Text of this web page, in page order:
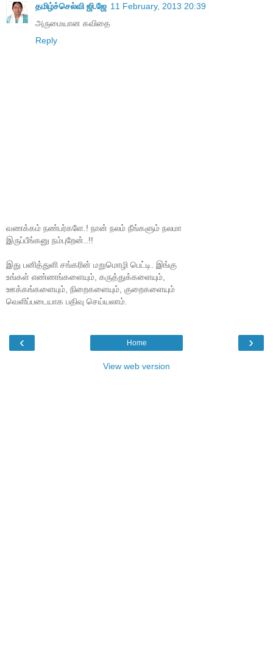
தமிழ்ச்செல்வி ஜி.ஜே 11 February, 2013 20:39
அருமையான கவிதை
Reply
வணக்கம் நண்பர்களே.! நான் நலம் நீங்களும் நலமா
இருப்பீங்கனு நம்புறேன்..!!
இது பனித்துளி சங்கரின் மறுமொழி பெட்டி. இங்கு
உங்கள் எண்ணங்களையும், கருத்துக்களையும்,
ஊக்கங்களையும், நிறைகளையும், குறைகளையும்
வெளிப்படையாக பதிவு செய்யலாம்.
‹ ›
Home
View web version